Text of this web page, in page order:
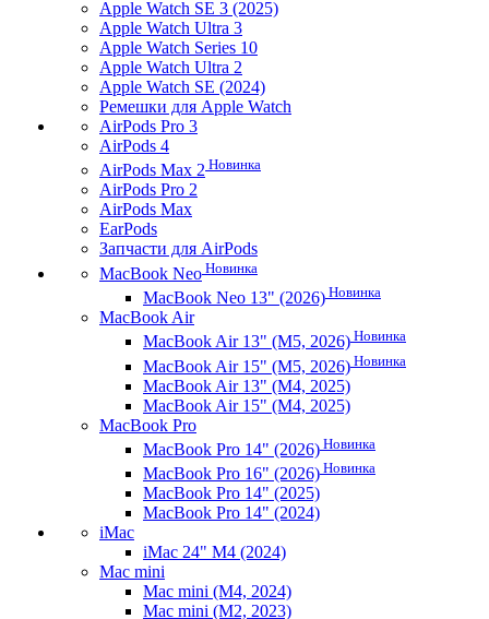
Apple Watch SE 3 (2025)
Apple Watch Ultra 3
Apple Watch Series 10
Apple Watch Ultra 2
Apple Watch SE (2024)
Ремешки для Apple Watch
AirPods Pro 3
AirPods 4
AirPods Max 2 Новинка
AirPods Pro 2
AirPods Max
EarPods
Запчасти для AirPods
MacBook Neo Новинка
MacBook Neo 13" (2026) Новинка
MacBook Air
MacBook Air 13" (M5, 2026) Новинка
MacBook Air 15" (M5, 2026) Новинка
MacBook Air 13" (M4, 2025)
MacBook Air 15" (M4, 2025)
MacBook Pro
MacBook Pro 14" (2026) Новинка
MacBook Pro 16" (2026) Новинка
MacBook Pro 14" (2025)
MacBook Pro 14" (2024)
iMac
iMac 24" M4 (2024)
Mac mini
Mac mini (M4, 2024)
Mac mini (M2, 2023)